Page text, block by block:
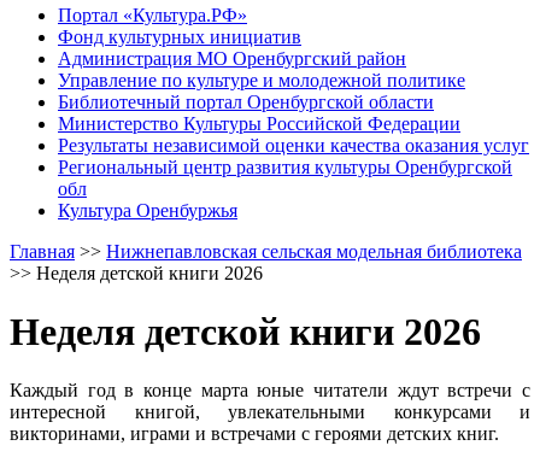
Портал «Культура.РФ»
Фонд культурных инициатив
Администрация МО Оренбургский район
Управление по культуре и молодежной политике
Библиотечный портал Оренбургской области
Министерство Культуры Российской Федерации
Результаты независимой оценки качества оказания услуг
Региональный центр развития культуры Оренбургской
обл
Культура Оренбуржья
Главная >> Нижнепавловская сельская модельная библиотека
>> Неделя детской книги 2026
Неделя детской книги 2026
Каждый год в конце марта юные читатели ждут встречи с
интересной книгой, увлекательными конкурсами и
викторинами, играми и встречами с героями детских книг.